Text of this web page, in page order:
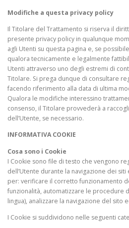
Modifiche a questa privacy policy
Il Titolare del Trattamento si riserva il
presente privacy policy in qualunque
agli Utenti su questa pagina e, se
qualora tecnicamente e legalmente
Utenti attraverso uno degli estremi di
Titolare. Si prega dunque di consultare
facendo riferimento alla data di ultima
Qualora le modifiche interessino
consenso, il Titolare provvederà a
dell’Utente, se necessario.
INFORMATIVA COOKIE
Cosa sono i Cookie
I Cookie sono file di testo che vengono
dell’Utente durante la navigazione dei
per: verificare il corretto funzionamento
funzionalità, automatizzare le procedure
lingua), analizzare la navigazione del sito
I Cookie si suddividono nelle seguenti